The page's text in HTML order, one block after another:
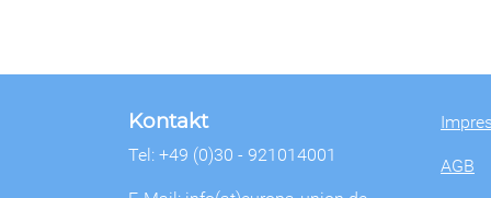
Kontakt
Tel: +49 (0)30 - 921014001
AGB